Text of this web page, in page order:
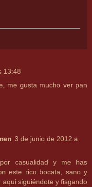
13:48
me gusta mucho ver pan
3 de junio de 2012 a
casualidad y me has
este rico bocata, sano y
siguiéndote y fisgando